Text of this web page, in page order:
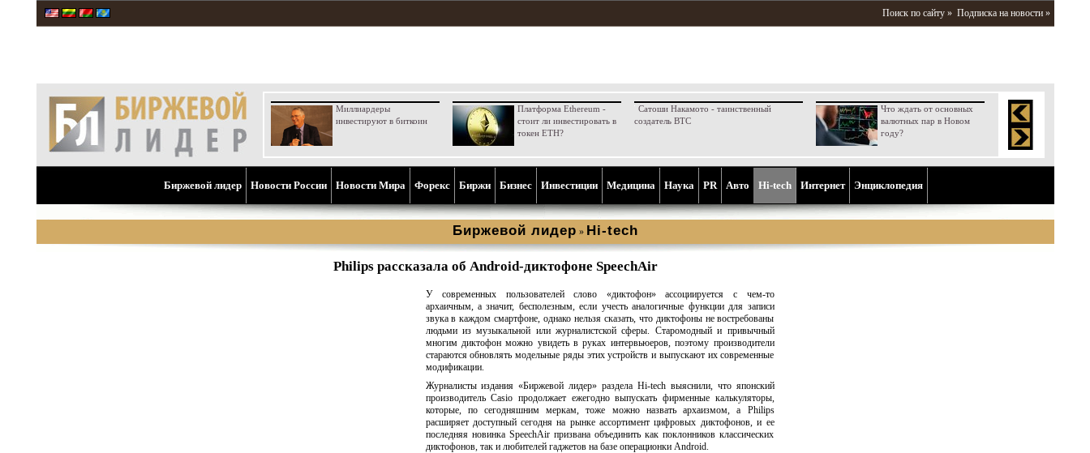
Поиск по сайту » Подписка на новости »
Миллиардеры
инвестируют в биткоин
Платформа Ethereum -
стоит ли инвестировать в
токен ETH?
Сатоши Накамото - таинственный
создатель BTC
Что ждать от основных
валютных пар в Новом
году?
Биржевой лидер Новости России Новости Мира Форекс Биржи Бизнес Инвестиции Медицина Наука PR Aвто Hi-tech Интернет Энциклопедия
Биржевой лидер » Hi-tech
Philips рассказала об Android-диктофоне SpeechAir
У современных пользователей слово «диктофон» ассоциируется с чем-то
архаичным, а значит, бесполезным, если учесть аналогичные функции для записи
звука в каждом смартфоне, однако нельзя сказать, что диктофоны не востребованы
людьми из музыкальной или журналистской сферы. Старомодный и привычный
многим диктофон можно увидеть в руках интервьюеров, поэтому производители
стараются обновлять модельные ряды этих устройств и выпускают их современные
модификации.
Журналисты издания «Биржевой лидер» раздела Hi-tech выяснили, что японский
производитель Casio продолжает ежегодно выпускать фирменные калькуляторы,
которые, по сегодняшним меркам, тоже можно назвать архаизмом, а Philips
расширяет доступный сегодня на рынке ассортимент цифровых диктофонов, и ее
последняя новинка SpeechAir призвана объединить как поклонников классических
диктофонов, так и любителей гаджетов на базе операционки Android.